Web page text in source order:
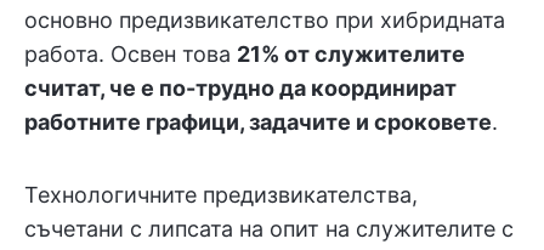
основно предизвикателство при хибридната
работа. Освен това 21% от служителите
считат, че е по-трудно да координират
работните графици, задачите и сроковете.
Технологичните предизвикателства,
съчетани с липсата на опит на служителите с